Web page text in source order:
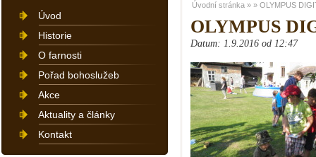
OLYMPUS
Datum: 1.9.2016 od 12:47
Úvodní stránka » » OLYMPUS
Úvod
Historie
O farnosti
Pořad bohoslužeb
Akce
Aktuality a články
Kontakt